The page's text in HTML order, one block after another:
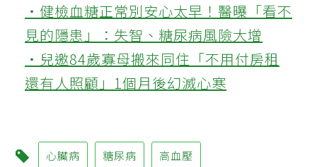
‧健檢血糖正常別安心太早！醫曝「看不
見的隱患」：失智、糖尿病風險大增
‧兒邀84歲寡母搬來同住「不用付房租
還有人照顧」1個月後幻滅心寒
心臟病 糖尿病 高血壓